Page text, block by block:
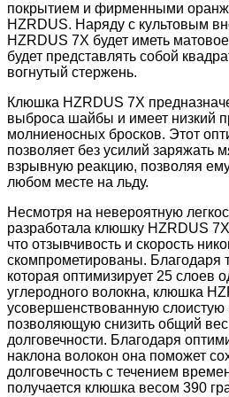
покрытием и фирменными
HZRDUS. Наряду с культовым
HZRDUS 7X будет иметь
будет представлять собой
вогнутый стержень.
Клюшка HZRDUS 7X
выброса шайбы и имеет низкий
молниеносных бросков. Этот
позволяет без усилий заряжать
взрывную реакцию, позволяя
любом месте на льду.
Несмотря на невероятную
разработала клюшку HZRDUS
что отзывчивость и скорость
скомпрометированы. Благодаря
которая оптимизирует 25 слоев
углеродного волокна, клюшка
усовершенствованную слоистую
позволяющую снизить общий
долговечности. Благодаря
наклона волокон она поможет
долговечность с течением
получается клюшка весом 390